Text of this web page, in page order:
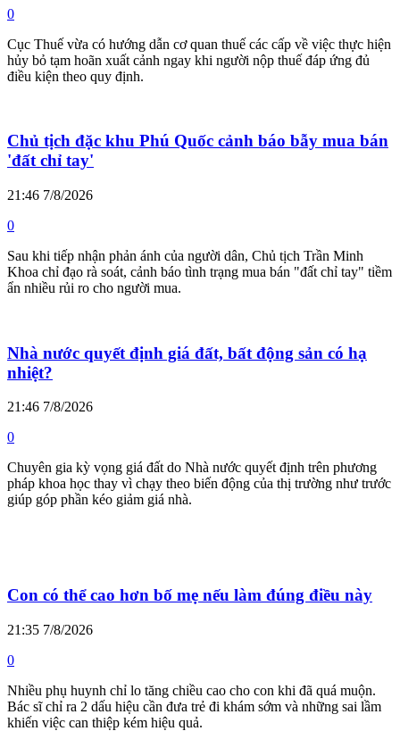
0
Cục Thuế vừa có hướng dẫn cơ quan thuế các cấp về việc thực hiện
hủy bỏ tạm hoãn xuất cảnh ngay khi người nộp thuế đáp ứng đủ
điều kiện theo quy định.
Chủ tịch đặc khu Phú Quốc cảnh báo bẫy mua bán
'đất chỉ tay'
21:46 7/8/2026
0
Sau khi tiếp nhận phản ánh của người dân, Chủ tịch Trần Minh
Khoa chỉ đạo rà soát, cảnh báo tình trạng mua bán "đất chỉ tay" tiềm
ẩn nhiều rủi ro cho người mua.
Nhà nước quyết định giá đất, bất động sản có hạ
nhiệt?
21:46 7/8/2026
0
Chuyên gia kỳ vọng giá đất do Nhà nước quyết định trên phương
pháp khoa học thay vì chạy theo biến động của thị trường như trước
giúp góp phần kéo giảm giá nhà.
Con có thể cao hơn bố mẹ nếu làm đúng điều này
21:35 7/8/2026
0
Nhiều phụ huynh chỉ lo tăng chiều cao cho con khi đã quá muộn.
Bác sĩ chỉ ra 2 dấu hiệu cần đưa trẻ đi khám sớm và những sai lầm
khiến việc can thiệp kém hiệu quả.